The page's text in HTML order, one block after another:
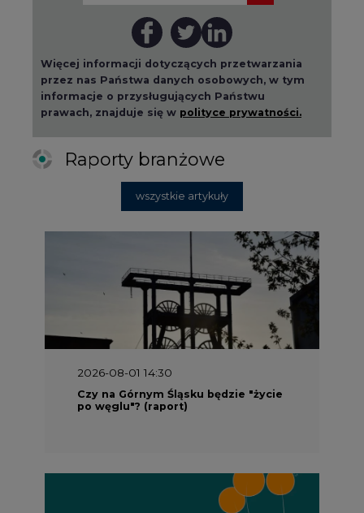
Więcej informacji dotyczących przetwarzania
przez nas Państwa danych osobowych, w tym
informacje o przysługujących Państwu
prawach, znajduje się w polityce prywatności.
Raporty branżowe
wszystkie artykuły
2026-08-01 14:30
Czy na Górnym Śląsku będzie "życie
po węglu"? (raport)